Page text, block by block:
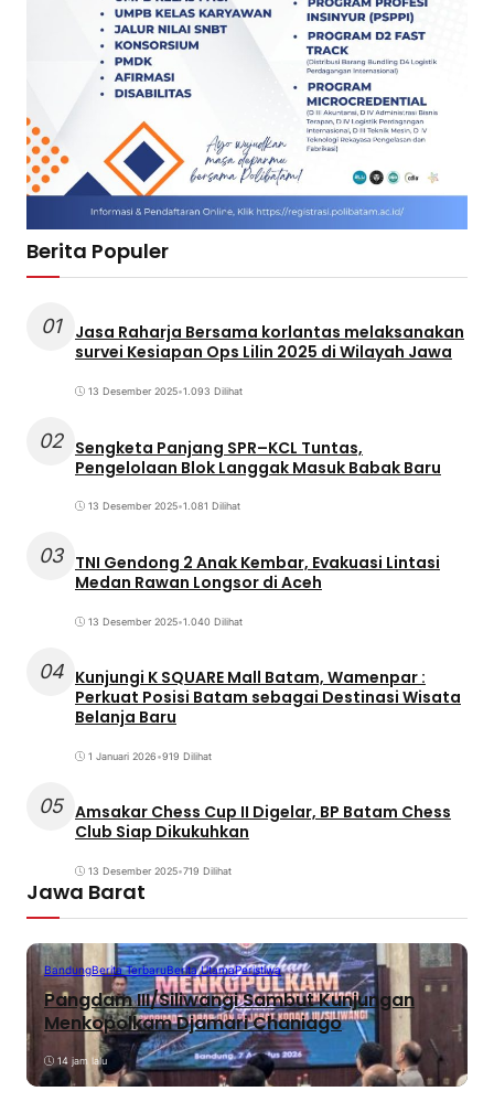
Berita Populer
01
Jasa Raharja Bersama korlantas melaksanakan
survei Kesiapan Ops Lilin 2025 di Wilayah Jawa
13 Desember 2025•1.093 Dilihat
02 Sengketa Panjang SPR–KCL Tuntas,
Pengelolaan Blok Langgak Masuk Babak Baru
13 Desember 2025•1.081 Dilihat
03 TNI Gendong 2 Anak Kembar, Evakuasi Lintasi
Medan Rawan Longsor di Aceh
13 Desember 2025•1.040 Dilihat
04 Kunjungi K SQUARE Mall Batam, Wamenpar :
Perkuat Posisi Batam sebagai Destinasi Wisata
Belanja Baru
1 Januari 2026•919 Dilihat
05 Amsakar Chess Cup II Digelar, BP Batam Chess
Club Siap Dikukuhkan
13 Desember 2025•719 Dilihat
Jawa Barat
BandungBerita TerbaruBerita UtamaPeristiwa
Pangdam III/Siliwangi Sambut Kunjungan
Menkopolkam Djamari Chaniago
14 jam lalu